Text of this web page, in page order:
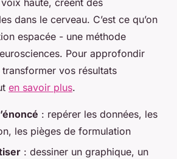
dans le cerveau. C’est ce qu’on
espacée - une méthode
Pour approfondir
vos résultats
en savoir plus.
: repérer les données, les
les pièges de formulation
: dessiner un graphique, un